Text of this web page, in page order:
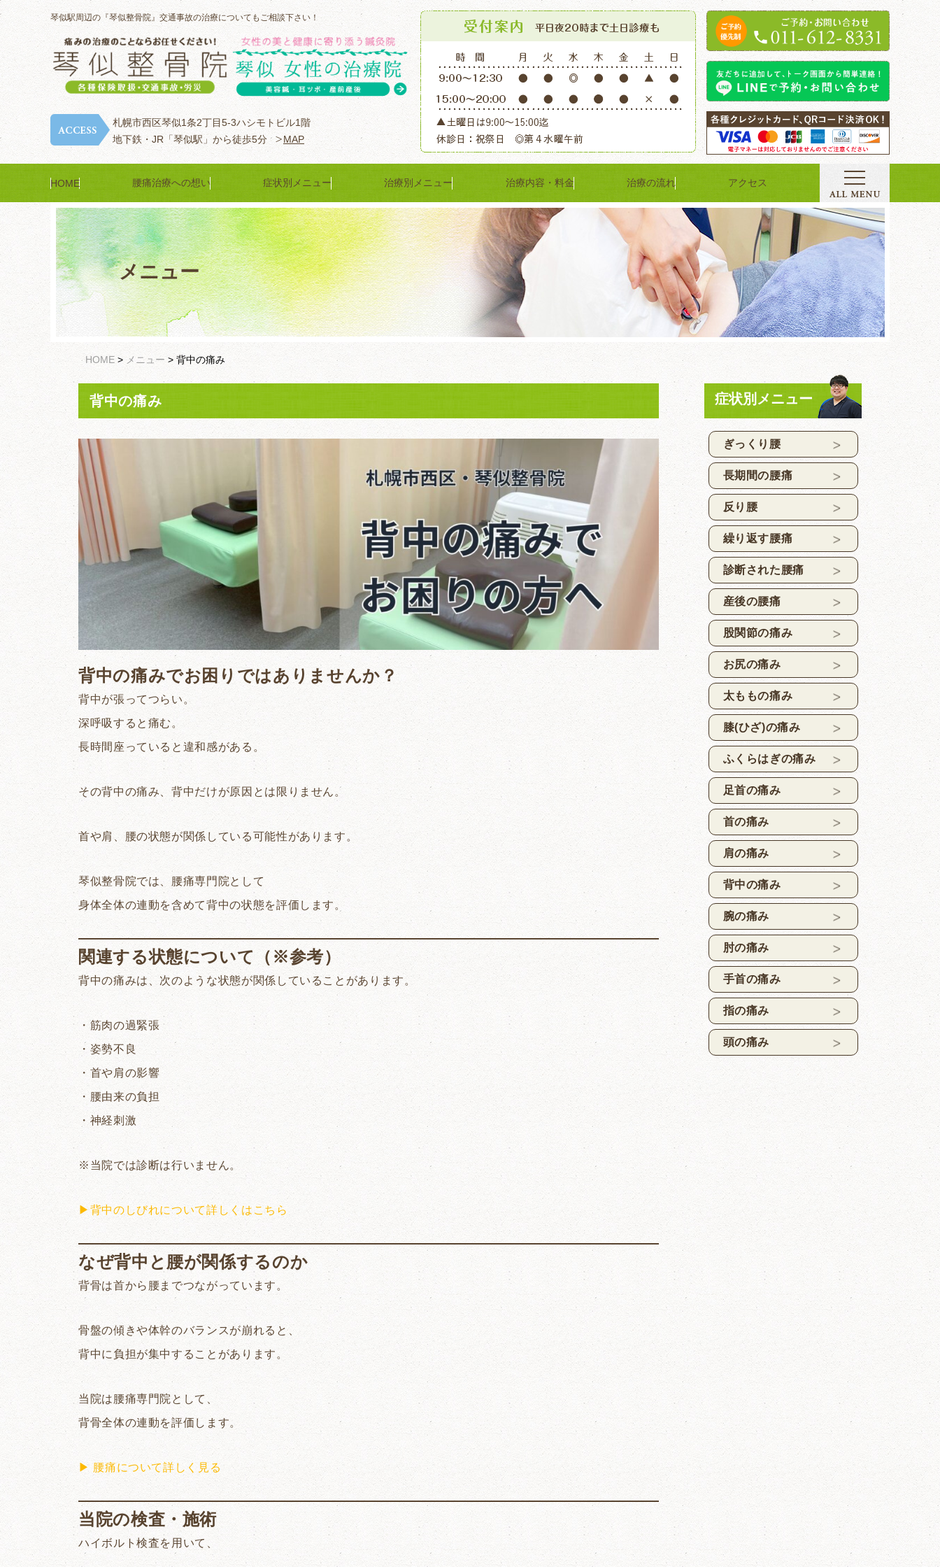
琴似駅周辺の『琴似整骨院』交通事故の治療についてもご相談下さい！
札幌市西区琴似1条2丁目5-3ハシモトビル1階
地下鉄・JR「琴似駅」から徒歩5分
MAP
HOME 腰痛治療への想い 症状別メニュー 治療別メニュー 治療内容・料金 治療の流れ アクセス
メニュー
HOME > メニュー > 背中の痛み
背中の痛み
背中の痛みでお困りではありませんか？
背中が張ってつらい。
深呼吸すると痛む。
長時間座っていると違和感がある。
その背中の痛み、背中だけが原因とは限りません。
首や肩、腰の状態が関係している可能性があります。
琴似整骨院では、腰痛専門院として
身体全体の連動を含めて背中の状態を評価します。
関連する状態について（※参考）
背中の痛みは、次のような状態が関係していることがあります。
・筋肉の過緊張
・姿勢不良
・首や肩の影響
・腰由来の負担
・神経刺激
※当院では診断は行いません。
▶背中のしびれについて詳しくはこちら
なぜ背中と腰が関係するのか
背骨は首から腰までつながっています。
骨盤の傾きや体幹のバランスが崩れると、
背中に負担が集中することがあります。
当院は腰痛専門院として、
背骨全体の連動を評価します。
▶ 腰痛について詳しく見る
当院の検査・施術
ハイボルト検査を用いて、
症状別メニュー
ぎっくり腰
長期間の腰痛
反り腰
繰り返す腰痛
診断された腰痛
産後の腰痛
股関節の痛み
お尻の痛み
太ももの痛み
膝(ひざ)の痛み
ふくらはぎの痛み
足首の痛み
首の痛み
肩の痛み
背中の痛み
腕の痛み
肘の痛み
手首の痛み
指の痛み
頭の痛み